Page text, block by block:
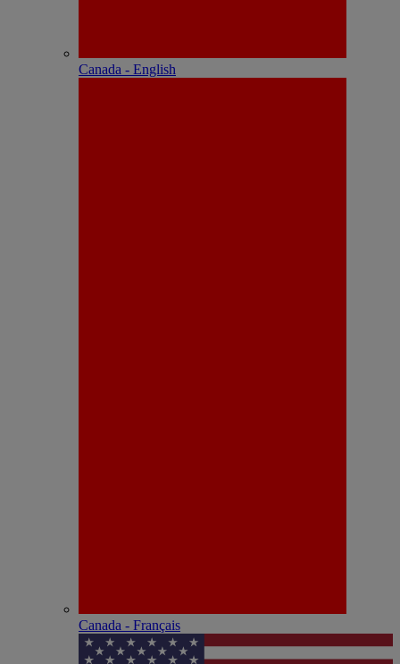
Canada - English
Canada - Français